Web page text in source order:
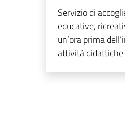
Servizio di
educative,
un’ora prima
attività didattiche